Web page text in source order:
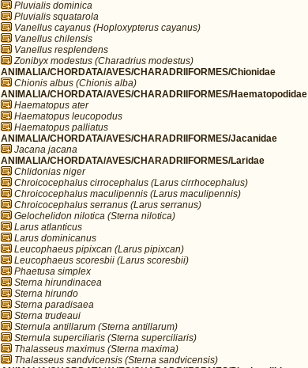
Pluvialis dominica
Pluvialis squatarola
Vanellus cayanus (Hoploxypterus cayanus)
Vanellus chilensis
Vanellus resplendens
Zonibyx modestus (Charadrius modestus)
ANIMALIA/CHORDATA/AVES/CHARADRIIFORMES/Chionidae
Chionis albus (Chionis alba)
ANIMALIA/CHORDATA/AVES/CHARADRIIFORMES/Haematopodidae
Haematopus ater
Haematopus leucopodus
Haematopus palliatus
ANIMALIA/CHORDATA/AVES/CHARADRIIFORMES/Jacanidae
Jacana jacana
ANIMALIA/CHORDATA/AVES/CHARADRIIFORMES/Laridae
Chlidonias niger
Chroicocephalus cirrocephalus (Larus cirrhocephalus)
Chroicocephalus maculipennis (Larus maculipennis)
Chroicocephalus serranus (Larus serranus)
Gelochelidon nilotica (Sterna nilotica)
Larus atlanticus
Larus dominicanus
Leucophaeus pipixcan (Larus pipixcan)
Leucophaeus scoresbii (Larus scoresbii)
Phaetusa simplex
Sterna hirundinacea
Sterna hirundo
Sterna paradisaea
Sterna trudeaui
Sternula antillarum (Sterna antillarum)
Sternula superciliaris (Sterna superciliaris)
Thalasseus maximus (Sterna maxima)
Thalasseus sandvicensis (Sterna sandvicensis)